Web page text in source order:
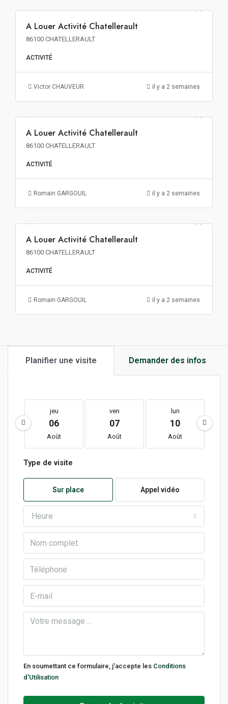
A Louer Activité Chatellerault
86100 CHATELLERAULT
ACTIVITÉ
Victor CHAUVEUR il y a 2 semaines
60€ m²/an HT HC
A Louer Activité Chatellerault
86100 CHATELLERAULT
ACTIVITÉ
Romain GARGOUIL il y a 2 semaines
48€ m²/an HT HC
A Louer Activité Chatellerault
86100 CHATELLERAULT
ACTIVITÉ
Romain GARGOUIL il y a 2 semaines
Planifier une visite Demander des infos
jeu
06
Août
ven
07
Août
lun
10
Août
Type de visite
Sur place Appel vidéo
Heure
En soumettant ce formulaire, j'accepte les Conditions
d'Utilisation